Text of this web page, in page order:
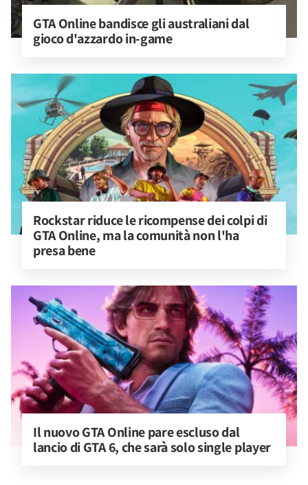
GTA Online bandisce gli australiani dal
gioco d'azzardo in-game
Rockstar riduce le ricompense dei colpi di
GTA Online, ma la comunità non l'ha
presa bene
Il nuovo GTA Online pare escluso dal
lancio di GTA 6, che sarà solo single player